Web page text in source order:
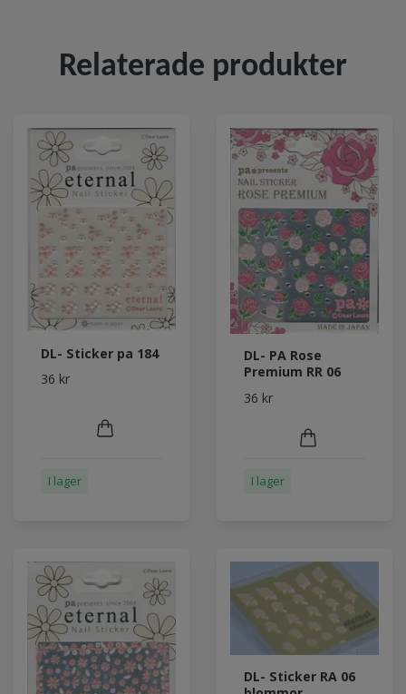
Relaterade produkter
DL- Sticker pa 184
36 kr
I lager
DL- PA Rose
Premium RR 06
36 kr
I lager
DL- Sticker RA 06